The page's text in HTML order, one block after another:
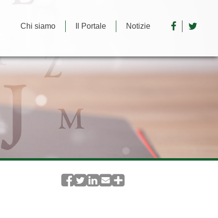
Chi siamo Il Portale Notizie